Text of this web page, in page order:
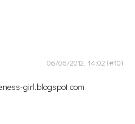
06/06/2012, 14:02
girl.blogspot.com